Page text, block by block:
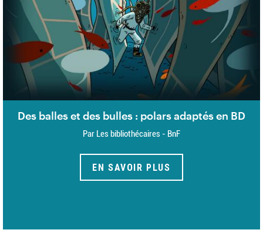
Des balles et des bulles : polars adaptés en BD
Par Les bibliothécaires - BnF
EN SAVOIR PLUS